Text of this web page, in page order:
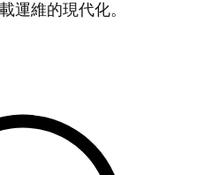
運維的現代化。